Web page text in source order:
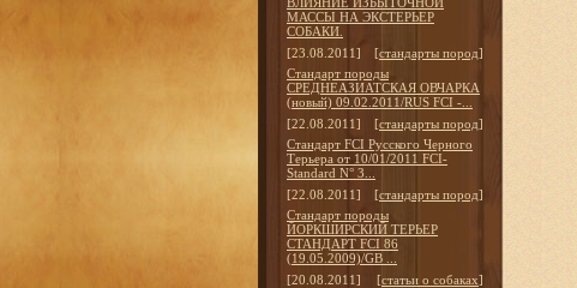
МАССЫ НА ЭКСТЕРЬЕР
СОБАКИ.
[23.08.2011]
[стандарты пород]
Стандарт породы
СРЕДНЕАЗИАТСКАЯ ОВЧАРКА
(новый) 09.02.2011/RUS FCI -...
[22.08.2011]
[стандарты пород]
Стандарт FCI Русского Черного
Терьера от 10/01/2011 FCI-
Standard N° 3...
[22.08.2011]
[стандарты пород]
Стандарт породы
ЙОРКШИРСКИЙ ТЕРЬЕР
СТАНДАРТ FCI 86
(19.05.2009)/GB ...
[20.08.2011]
[статьи о собаках]